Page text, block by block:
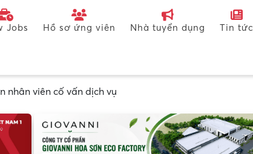
Jobs Hồ sơ ứng viên Nhà tuyển dụng Tin tức
nhân viên cố vấn dịch vụ